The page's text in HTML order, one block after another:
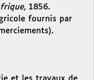
, 1856.
fournis par